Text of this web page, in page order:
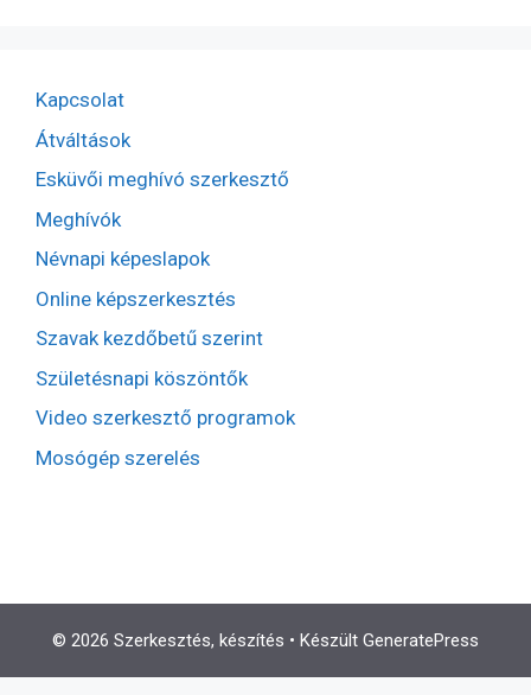
Kapcsolat
Átváltások
Esküvői meghívó szerkesztő
Meghívók
Névnapi képeslapok
Online képszerkesztés
Szavak kezdőbetű szerint
Születésnapi köszöntők
Video szerkesztő programok
Mosógép szerelés
© 2026 Szerkesztés, készítés • Készült GeneratePress